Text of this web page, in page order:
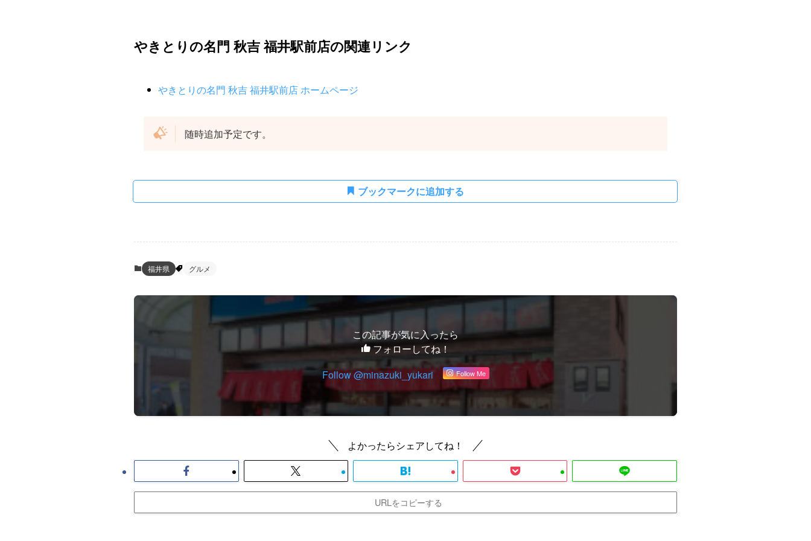
やきとりの名門 秋吉 福井駅前店の関連リンク
やきとりの名門 秋吉 福井駅前店 ホームページ
随時追加予定です。
ブックマークに追加する
福井県 グルメ
この記事が気に入ったら
フォローしてね！
Follow @minazuki_yukari
Follow Me
よかったらシェアしてね！
URLをコピーする